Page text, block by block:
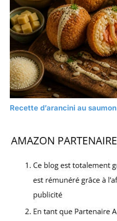
Recette d’arancini au saumon